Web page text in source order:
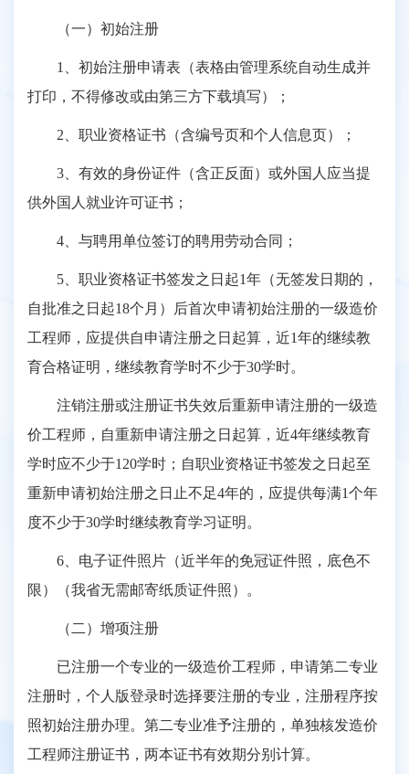
（一）初始注册
1、初始注册申请表（表格由管理系统自动生成并
打印，不得修改或由第三方下载填写）；
2、职业资格证书（含编号页和个人信息页）；
3、有效的身份证件（含正反面）或外国人应当提
供外国人就业许可证书；
4、与聘用单位签订的聘用劳动合同；
5、职业资格证书签发之日起1年（无签发日期的，
自批准之日起18个月）后首次申请初始注册的一级造价
工程师，应提供自申请注册之日起算，近1年的继续教
育合格证明，继续教育学时不少于30学时。
注销注册或注册证书失效后重新申请注册的一级造
价工程师，自重新申请注册之日起算，近4年继续教育
学时应不少于120学时；自职业资格证书签发之日起至
重新申请初始注册之日止不足4年的，应提供每满1个年
度不少于30学时继续教育学习证明。
6、电子证件照片（近半年的免冠证件照，底色不
限）（我省无需邮寄纸质证件照）。
（二）增项注册
已注册一个专业的一级造价工程师，申请第二专业
注册时，个人版登录时选择要注册的专业，注册程序按
照初始注册办理。第二专业准予注册的，单独核发造价
工程师注册证书，两本证书有效期分别计算。